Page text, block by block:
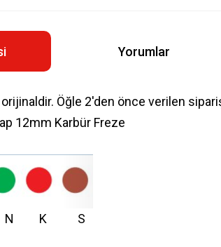
Yorumlar
Öğle 2'den önce verilen
12mm Karbür Freze
K S